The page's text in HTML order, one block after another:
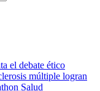
el debate ético
múltiple logran
Salud